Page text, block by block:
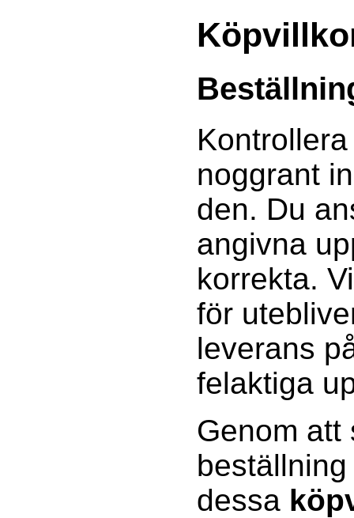
noggrant
den. Du
angivna
korrekta.
för
leverans
felaktiga
Genom att
dessa